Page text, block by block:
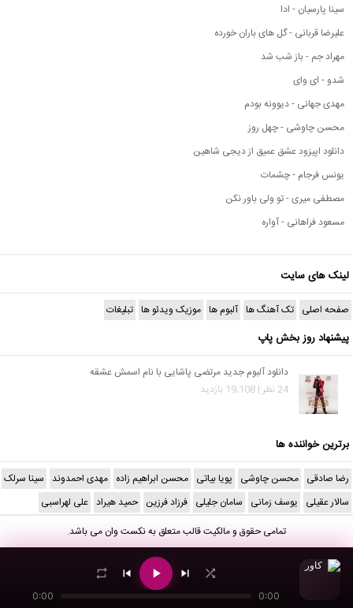
سینا پارسیان - ادا
علیرضا قربانی - گل های باران خورده
مهراد جم - باز شب شد
شدو - ای وای
مهدی جهانی - دیوونه بودم
محسن چاوشی - چهل روز
دانلود اپیزود عشق عمیق از دیجی شاهین
یونس فرجام - چشمات
مصطفی میری - تو ولی باور نکن
مسعود فراهانی - آواره
0:00
0:00
لینک های سایت
صفحه اصلی تک آهنگ ها آلبوم ها موزیک ویدئو ها تبلیغات
پیشنهاد روز بخش پاپ
دانلود آلبوم جدید مرتضی پاشایی با نام اسمش عشقه
24 نظر | 19,108 بازدید
برترین خواننده ها
رضا صادقی محسن چاوشی پویا بیاتی محسن ابراهیم زاده مهدی احمدوند سینا سرلک
سالار عقیلی یوسف زمانی سامان جلیلی فرزاد فرزین حمید هیراد علی لهراسبی
تمامی حقوق و مالکیت قالب متعلق بهنکست وانمی باشد.